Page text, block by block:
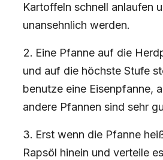
Kartoffeln schnell anlaufen
unansehnlich werden.
Eine Pfanne auf die
und auf die höchste Stufe
benutze eine Eisenpfanne,
andere Pfannen sind sehr
Erst wenn die Pfanne
Rapsöl hinein und verteile